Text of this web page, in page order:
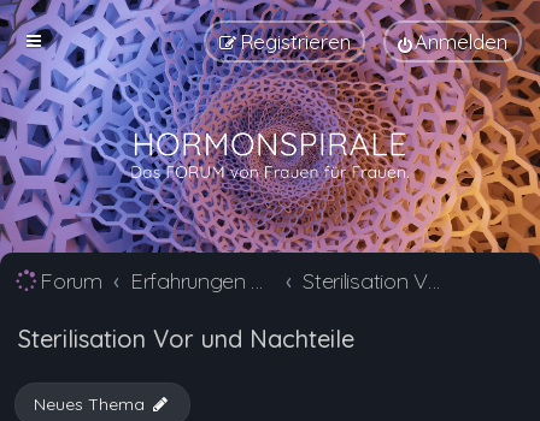
Anmelden
Registrieren
Forum Erfahrungen mit Verhütungsmittel Alternativen Sterilisation Vor und Nachteile
Sterilisation Vor und Nachteile
Neues Thema